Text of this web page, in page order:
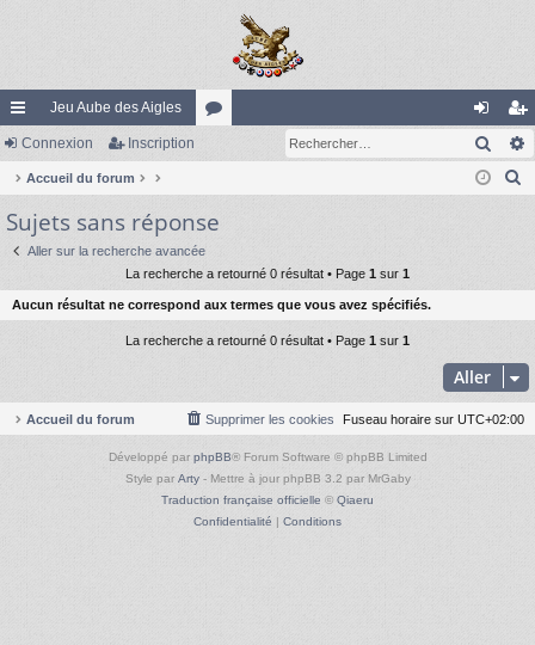
ac
co
ur
ci
s
Jeu Aube des Aigles
m
on
ne
ns
cri
Connexion Inscription
Accueil du forum
h
e
r
Sujets sans réponse
Aller sur la recherche avancée
La recherche a retourné 0 résultat • Page 1 sur 1
Aucun résultat ne correspond aux termes que vous avez spécifiés.
La recherche a retourné 0 résultat • Page 1 sur 1
Aller
Accueil du forum Fuseau horaire sur UTC+02:00
Supprimer les cookies
Développé par phpBB® Forum Software © phpBB Limited
Style par Arty- Mettre à jour phpBB 3.2 par MrGaby
Traduction française officielle © Qiaeru
Confidentialité | Conditions